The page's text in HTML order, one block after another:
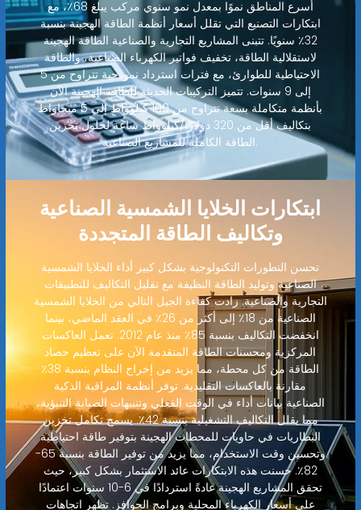
أسرع المناطق نموًا بمعدل نمو سنوي مركب يبلغ 68٪، مع
ابتكارات التصنيع التي تقلل أسعار أنظمة الطاقة الهجينة بنسبة
32٪ سنويًا. تتبنى المشاريع التجارية والصناعية الطاقة الهجينة
لاستقلالية الطاقة، تخفيف فواتير الكهرباء الصناعية، والطاقة
الاحتياطية للطوارئ، مع فترات استرداد نموذجية تتراوح من 5
إلى 9 سنوات. تتميز التركيبات الحديثة للطاقة الهجينة الآن
بأنظمة متكاملة بسعة تتراوح من 100 كيلوواط إلى 5 ميجاواط
بتكاليف أقل من 320 دولارًا/كيلوواط ساعة لحلول تخزين
الطاقة الكاملة للمشاريع الصناعية.
ابتكارات الخلايا الشمسية الصناعية
وتكاليف الطاقة المتجددة
تحسن التطورات التكنولوجية بشكل كبير أداء الخلايا الشمسية
الصناعية وتوليد الطاقة النظيفة مع تقليل التكاليف للتطبيقات
التجارية والصناعية. زادت كفاءة الجيل التالي من الخلايا الشمسية
الصناعية من 18٪ إلى أكثر من 26٪ في العقد الماضي، بينما
انخفضت التكاليف بنسبة 85٪ منذ عام 2012. تعمل العاكسات
المركزية ومحسنات الطاقة المتقدمة الآن على تعظيم حصاد
الطاقة من كل محطة، مما يزيد من إخراج النظام بنسبة 38٪
مقارنة بالعاكسات التقليدية. توفر أنظمة المراقبة الذكية
الصناعية بيانات أداء في الوقت الفعلي وتنبيهات الصيانة التنبؤية،
مما يقلل التكاليف التشغيلية بنسبة 42٪. يسمح تكامل تخزين
البطاريات في حاويات للمحطات الهجينة بتوفير طاقة احتياطية
وتحسين وقت الاستخدام، مما يزيد من توفير الطاقة بنسبة 65-
82٪. حسنت هذه الابتكارات عائد الاستثمار بشكل كبير، حيث
تحقق المشاريع الهجينة عادةً استردادًا في 6-10 سنوات اعتمادًا
على أسعار الكهرباء المحلية وبرامج الحوافز. تظهر اتجاهات